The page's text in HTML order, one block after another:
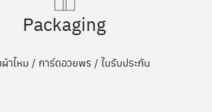
Packaging
าไหม / การ์ดอวยพร / ใบรับประกัน